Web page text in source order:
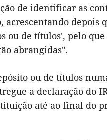
de identificar as
depois
ou de títulos', pelo
abrangidas".
ou de títulos
a declaração do
até ao final do